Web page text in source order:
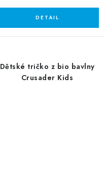
Dětské tričko z bio bavlny
Crusader Kids